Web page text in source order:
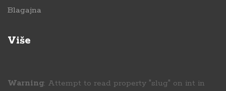
Blagajna
Više
Warning: Attempt to read property "slug" on int in